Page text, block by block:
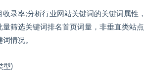
录率;分析行业网站关键词的关键词属性，
筛选关键词排名首页词量，非垂直类站点
情况。
型)